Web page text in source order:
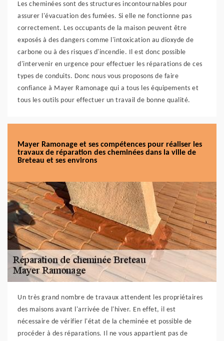
Les cheminées sont des structures incontournables pour
assurer l'évacuation des fumées. Si elle ne fonctionne pas
correctement. Les occupants de la maison peuvent être
exposés à des dangers comme l'intoxication au dioxyde de
carbone ou à des risques d'incendie. Il est donc possible
d'intervenir en urgence pour effectuer les réparations de ces
types de conduits. Donc nous vous proposons de faire
confiance à Mayer Ramonage qui a tous les équipements et
tous les outils pour effectuer un travail de bonne qualité.
Mayer Ramonage et ses compétences pour réaliser les
travaux de réparation des cheminées dans la ville de
Breteau et ses environs
Un très grand nombre de travaux attendent les propriétaires
des maisons avant l'arrivée de l'hiver. En effet, il est
nécessaire de vérifier l'état de la cheminée et possible de
procéder à des réparations. Il ne vous appartient pas de